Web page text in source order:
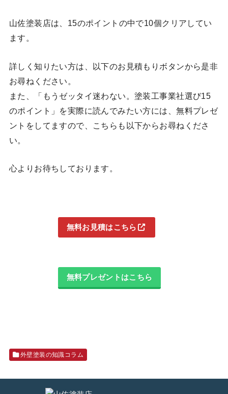
山佐塗装店は、15のポイントの中で10個クリアしてい
ます。
詳しく知りたい方は、以下のお見積もりボタンから是非
お尋ねください。
また、「もうゼッタイ迷わない。塗装工事業社選び15
のポイント」を実際に読んでみたい方には、無料プレゼ
ントをしてますので、こちらも以下からお尋ねくださ
い。
心よりお待ちしております。
無料お見積はこちら
無料プレゼントはこちら
外壁塗装の知識コラム